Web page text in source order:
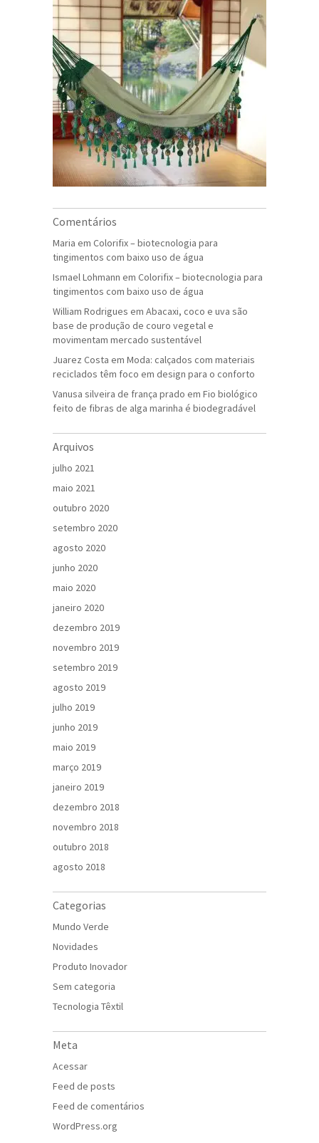
Comentários
Maria em Colorifix – biotecnologia para
tingimentos com baixo uso de água
Ismael Lohmann em Colorifix – biotecnologia para
tingimentos com baixo uso de água
William Rodrigues em Abacaxi, coco e uva são
base de produção de couro vegetal e
movimentam mercado sustentável
Juarez Costa em Moda: calçados com materiais
reciclados têm foco em design para o conforto
Vanusa silveira de frança prado em Fio biológico
feito de fibras de alga marinha é biodegradável
Arquivos
julho 2021
maio 2021
outubro 2020
setembro 2020
agosto 2020
junho 2020
maio 2020
janeiro 2020
dezembro 2019
novembro 2019
setembro 2019
agosto 2019
julho 2019
junho 2019
maio 2019
março 2019
janeiro 2019
dezembro 2018
novembro 2018
outubro 2018
agosto 2018
Categorias
Mundo Verde
Novidades
Produto Inovador
Sem categoria
Tecnologia Têxtil
Meta
Acessar
Feed de posts
Feed de comentários
WordPress.org